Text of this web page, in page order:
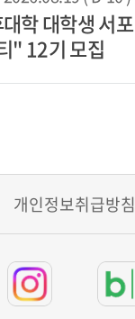
학 대학생 서포
" 12기 모집
개인정보취급방침